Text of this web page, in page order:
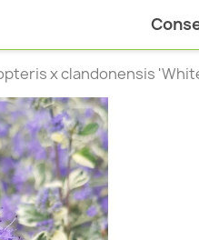
les plantes d'extérieur
rustiques
rustiques
rustiques
et arbustes à feuillage
grimpantes
Tous
x clandonensis